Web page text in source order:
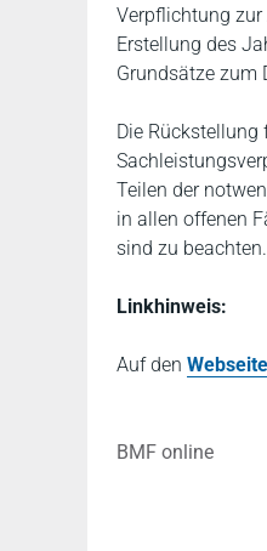
Verpflichtung zur
Erstellung des
Grundsätze zum
Die
Teilen der
in allen offenen
sind zu beachten.
Linkhinweis:
Auf den
BMF online